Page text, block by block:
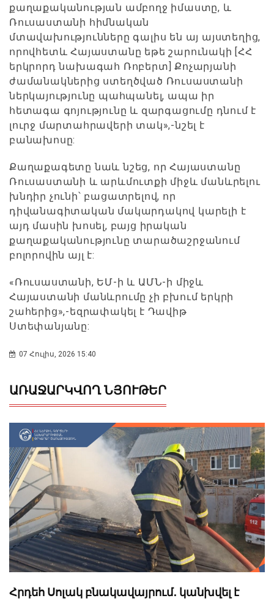
քաղաքականության ամբողջ իմաստը, և
Ռուսաստանի հիմնական
մտավախությունները գալիս են այ այստեղից,
որովհետև Հայաստանը եթե շարունակի [ՀՀ
երկրորդ նախագահ Ռոբերտ] Քոչարյանի
ժամանակներից ստեղծված Ռուսաստանի
ներկայությունը պահպանել, ապա իր
հետագա գոյությունը և զարգացումը դնում է
լուրջ մարտահրավերի տակ»,-նշել է
բանախոսը:
Քաղաքագետը նաև նշեց, որ Հայաստանը
Ռուսաստանի և արևմուտքի միջև մանևրելու
խնդիր չունի՝ բացատրելով, որ
դիվանագիտական մակարդակով կարելի է
այդ մասին խոսել, բայց իրական
քաղաքականությունը տարածաշրջանում
բոլորովին այլ է:
«Ռուսաստանի, ԵՄ-ի և ԱՄՆ-ի միջև
Հայաստանի մանևրումը չի բխում երկրի
շահերից»,-եզրափակել է Դավիթ
Ստեփանյանը:
07 Հուլիս, 2026 15:40
ԱՌԱՋԱՐԿՎՈՂ ՆՅՈՒԹԵՐ
Հրդեհ Սոլակ բնակավայրում․ կանխվել է